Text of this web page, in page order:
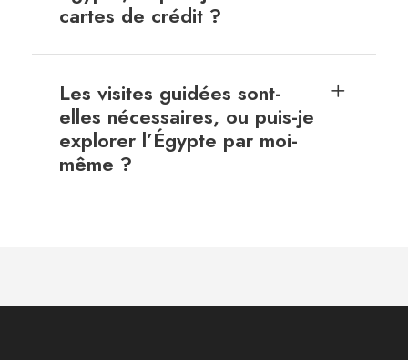
cartes de crédit ?
Les visites guidées sont-
elles nécessaires, ou puis-je
explorer l’Égypte par moi-
même ?